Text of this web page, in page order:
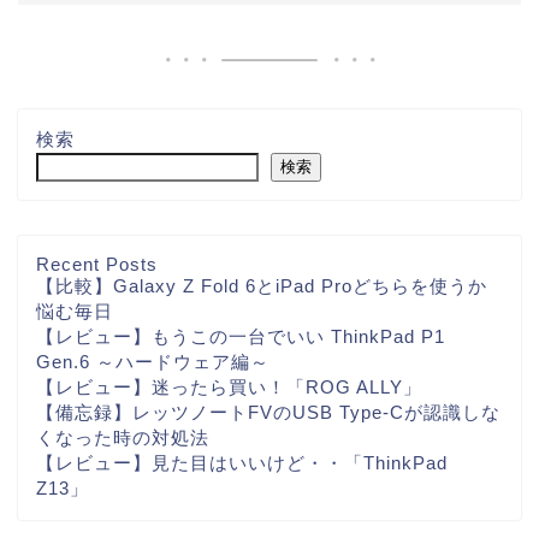
検索
検索
Recent Posts
【比較】Galaxy Z Fold 6とiPad Proどちらを使うか
悩む毎日
【レビュー】もうこの一台でいい ThinkPad P1
Gen.6 ～ハードウェア編～
【レビュー】迷ったら買い！「ROG ALLY」
【備忘録】レッツノートFVのUSB Type-Cが認識しな
くなった時の対処法
【レビュー】見た目はいいけど・・「ThinkPad
Z13」